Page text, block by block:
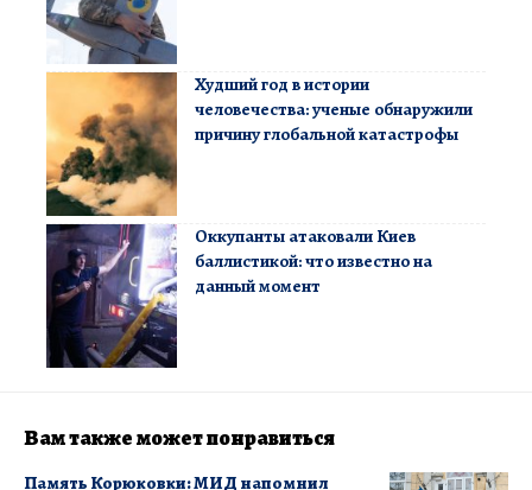
Худший год в истории
человечества: ученые обнаружили
причину глобальной катастрофы
Оккупанты атаковали Киев
баллистикой: что известно на
данный момент
Вам также может понравиться
Память Корюковки: МИД напомнил